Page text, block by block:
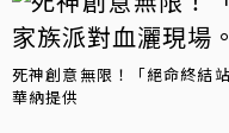
死神創意無限！「絕命終結
華納提供